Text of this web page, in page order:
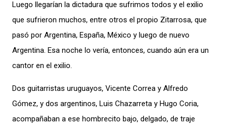
Luego llegarían la dictadura que sufrimos todos y el exilio
que sufrieron muchos, entre otros el propio Zitarrosa, que
pasó por Argentina, España, México y luego de nuevo
Argentina. Esa noche lo vería, entonces, cuando aún era un
cantor en el exilio.
Dos guitarristas uruguayos, Vicente Correa y Alfredo
Gómez, y dos argentinos, Luis Chazarreta y Hugo Coria,
acompañaban a ese hombrecito bajo, delgado, de traje